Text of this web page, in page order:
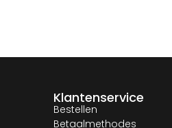
Klantenservice
Bestellen
Betaalmethodes